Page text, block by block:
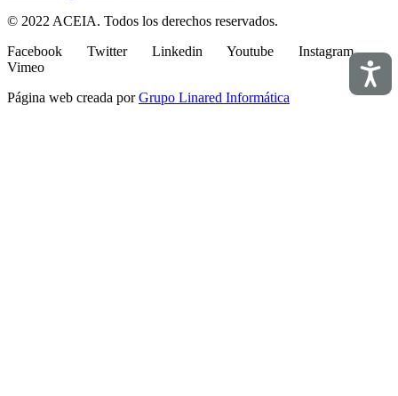
© 2022 ACEIA. Todos los derechos reservados.
Facebook
Twitter Linkedin Youtube
Instagram
Vimeo
Página web creada porGrupo Linared Informática